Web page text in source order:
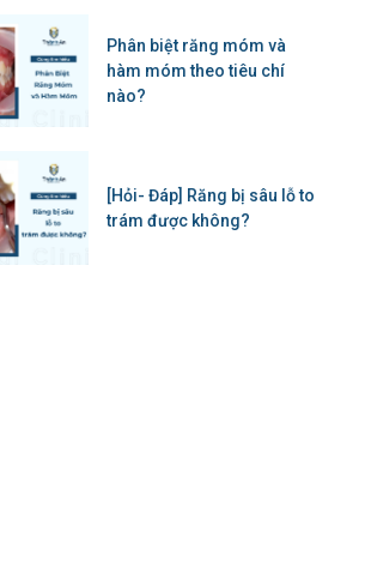
Phân biệt răng móm và
hàm móm theo tiêu chí
nào?
[Hỏi- Đáp] Răng bị sâu lỗ to
trám được không?